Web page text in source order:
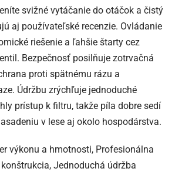
svižné vytáčanie do otáčok a čistý
aj používateľské recenzie. Ovládanie
riešenie a ľahšie štarty cez
Bezpečnosť posilňuje zotrvačná
proti spätnému rázu a
Údržbu zrýchľuje jednoduché
prístup k filtru, takže píla dobre sedí
v lese aj okolo hospodárstva.
výkonu a hmotnosti, Profesionálna
Jednoduchá údržba